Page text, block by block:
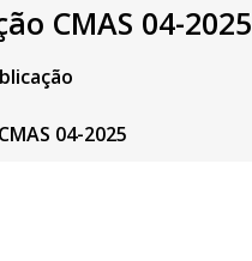
CMAS 04-2025
04-2025